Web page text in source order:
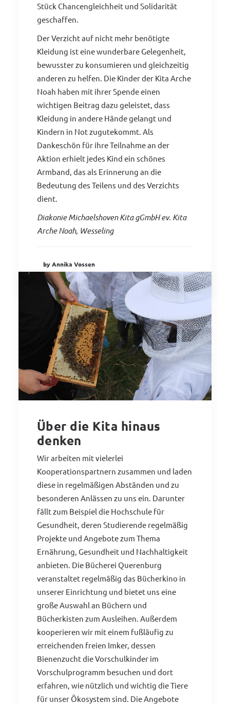
Stück Chancengleichheit und Solidarität
geschaffen.
Der Verzicht auf nicht mehr benötigte
Kleidung ist eine wunderbare Gelegenheit,
bewusster zu konsumieren und gleichzeitig
anderen zu helfen. Die Kinder der Kita Arche
Noah haben mit ihrer Spende einen
wichtigen Beitrag dazu geleistet, dass
Kleidung in andere Hände gelangt und
Kindern in Not zugutekommt. Als
Dankeschön für ihre Teilnahme an der
Aktion erhielt jedes Kind ein schönes
Armband, das als Erinnerung an die
Bedeutung des Teilens und des Verzichts
dient.
Diakonie Michaelshoven Kita gGmbH ev. Kita
Arche Noah, Wesseling
by Annika Vossen
Über die Kita hinaus
denken
Wir arbeiten mit vielerlei
Kooperationspartnern zusammen und laden
diese in regelmäßigen Abständen und zu
besonderen Anlässen zu uns ein. Darunter
fällt zum Beispiel die Hochschule für
Gesundheit, deren Studierende regelmäßig
Projekte und Angebote zum Thema
Ernährung, Gesundheit und Nachhaltigkeit
anbieten. Die Bücherei Querenburg
veranstaltet regelmäßig das Bücherkino in
unserer Einrichtung und bietet uns eine
große Auswahl an Büchern und
Bücherkisten zum Ausleihen. Außerdem
kooperieren wir mit einem fußläufig zu
erreichenden freien Imker, dessen
Bienenzucht die Vorschulkinder im
Vorschulprogramm besuchen und dort
erfahren, wie nützlich und wichtig die Tiere
für unser Ökosystem sind. Die Angebote